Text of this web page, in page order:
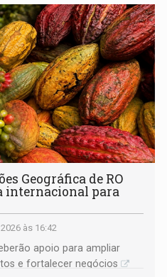
Geográfica de RO
internacional para
às 16:42
apoio para ampliar
e fortalecer negócios